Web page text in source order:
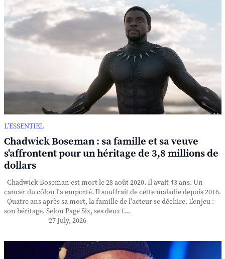
L’ESSENTIEL
Chadwick Boseman : sa famille et sa veuve
s'affrontent pour un héritage de 3,8 millions de
dollars
Chadwick Boseman est mort le 28 août 2020. Il avait 43 ans. Un
cancer du côlon l'a emporté. Il souffrait de cette maladie depuis 2016.
Quatre ans après sa mort, la famille de l'acteur se déchire. L'enjeu :
son héritage. Selon Page Six, ses deux f...
27 July, 2026